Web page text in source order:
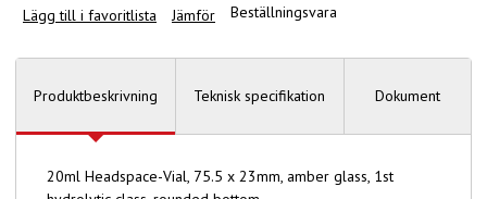
Lägg till i favoritlista Jämför Beställningsvara
Produktbeskrivning Teknisk specifikation Dokument
20ml Headspace-Vial, 75.5 x 23mm, amber glass, 1st